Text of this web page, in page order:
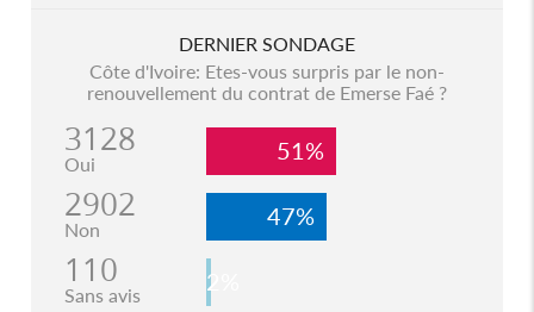
DERNIER SONDAGE
Côte d'Ivoire: Etes-vous surpris par le non-
renouvellement du contrat de Emerse Faé ?
3128
Oui 51%
2902
Non 47%
110
Sans avis 2%